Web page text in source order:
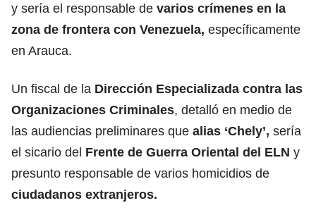
y sería el responsable de varios crímenes en la
zona de frontera con Venezuela, específicamente
en Arauca.
Un fiscal de la Dirección Especializada contra las
Organizaciones Criminales, detalló en medio de
las audiencias preliminares que alias ‘Chely’, sería
el sicario del Frente de Guerra Oriental del ELN y
presunto responsable de varios homicidios de
ciudadanos extranjeros.